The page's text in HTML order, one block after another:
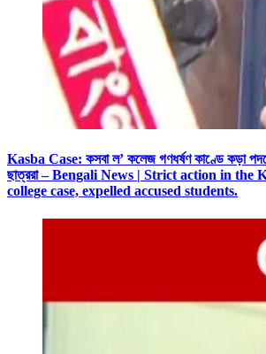
Kasba Case: কসবা ল’ কলেজ গণধর্ষণ কাণ্ডে কড়া
ছাত্ররা – Bengali News | Strict action in the
college case, expelled accused students.